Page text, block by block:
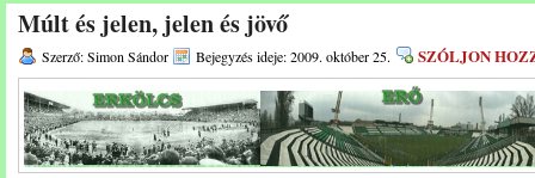
Múlt és jelen, jelen és jövő
Szerző: Simon Sándor Bejegyzés ideje: 2009. október 25. SZÓLJON